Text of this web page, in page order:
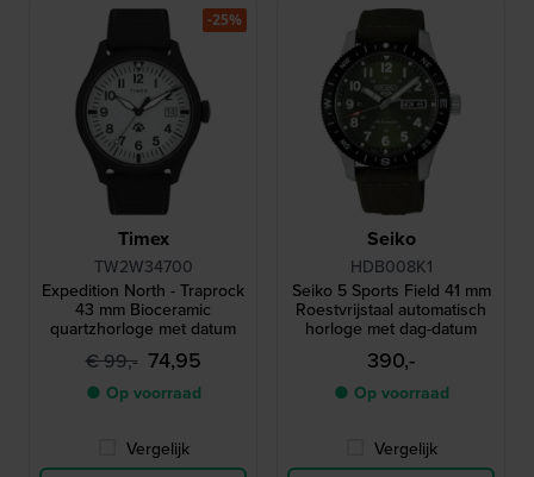
Timex
TW2W34700
Expedition North - Traprock
43 mm Bioceramic
quartzhorloge met datum
€ 99,- 74,95
● Op voorraad
Vergelijk
-25%
Seiko
HDB008K1
Seiko 5 Sports Field 41 mm
Roestvrijstaal automatisch
horloge met dag-datum
390,-
● Op voorraad
Vergelijk